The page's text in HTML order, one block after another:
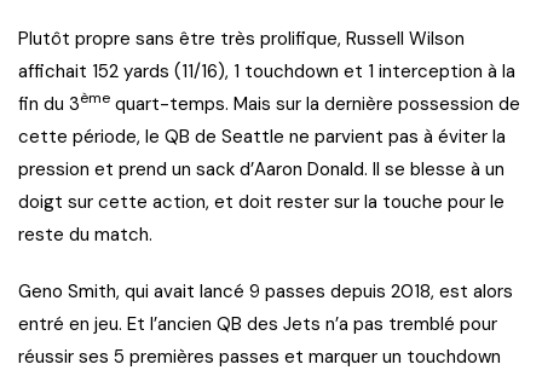
Plutôt propre sans être très prolifique, Russell Wilson
affichait 152 yards (11/16), 1 touchdown et 1 interception à la
fin du 3ème quart-temps. Mais sur la dernière possession de
cette période, le QB de Seattle ne parvient pas à éviter la
pression et prend un sack d’Aaron Donald. Il se blesse à un
doigt sur cette action, et doit rester sur la touche pour le
reste du match.
Geno Smith, qui avait lancé 9 passes depuis 2018, est alors
entré en jeu. Et l’ancien QB des Jets n’a pas tremblé pour
réussir ses 5 premières passes et marquer un touchdown